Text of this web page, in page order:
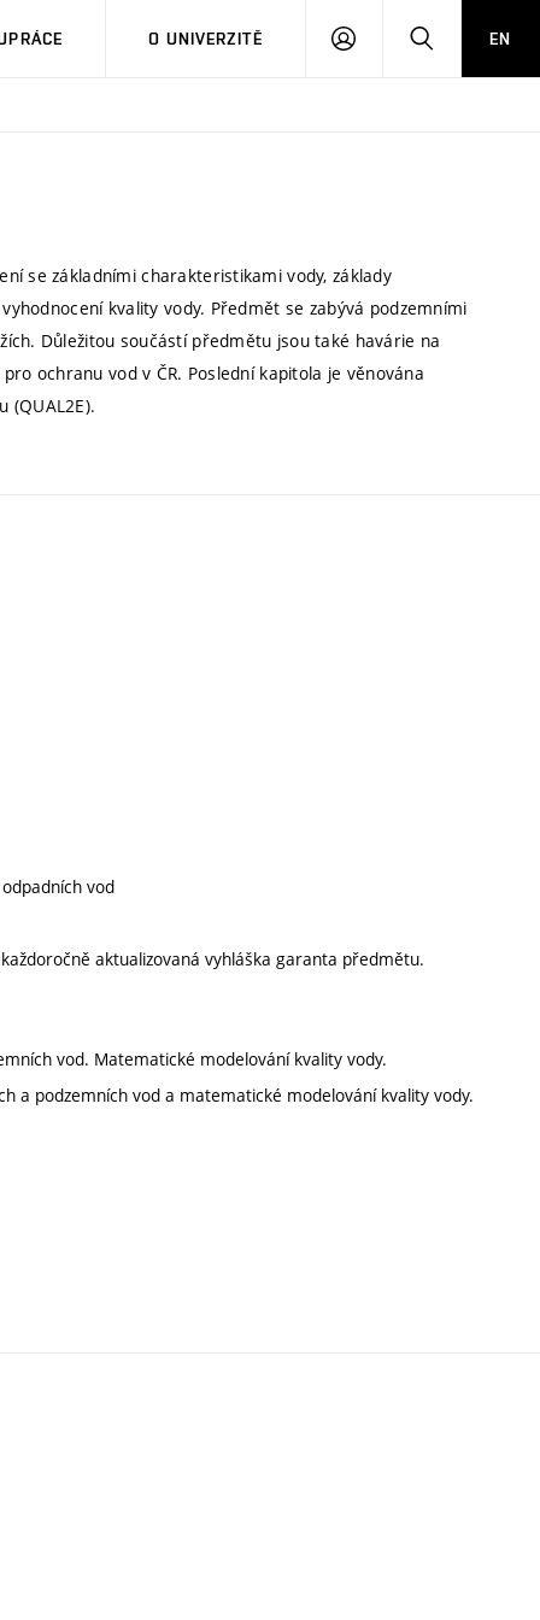
O UNIVERZITĚ
PŘIHLÁSIT HLEDATEN
se základními charakteristikami vody, základy
kvality vody. Předmět se zabývá podzemními
Důležitou součástí předmětu jsou také havárie na
ochranu vod v ČR. Poslední kapitola je věnována
(QUAL2E).
vod
aktualizovaná vyhláška garanta předmětu.
vod. Matematické modelování kvality vody.
a podzemních vod a matematické modelování kvality vody.